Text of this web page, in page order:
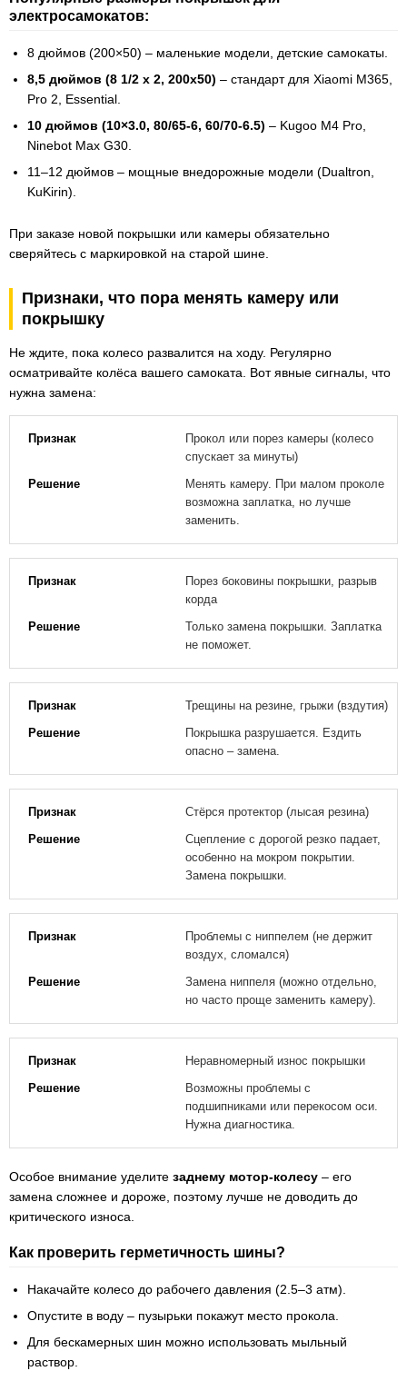
электросамокатов:
8 дюймов (200×50) – маленькие модели, детские самокаты.
8,5 дюймов (8 1/2 x 2, 200х50) – стандарт для Xiaomi M365,
Pro 2, Essential.
10 дюймов (10×3.0, 80/65-6, 60/70-6.5) – Kugoo M4 Pro,
Ninebot Max G30.
11–12 дюймов – мощные внедорожные модели (Dualtron,
KuKirin).
При заказе новой покрышки или камеры обязательно
сверяйтесь с маркировкой на старой шине.
Признаки, что пора менять камеру или
покрышку
Не ждите, пока колесо развалится на ходу. Регулярно
осматривайте колёса вашего самоката. Вот явные сигналы, что
нужна замена:
Прокол или порез камеры (колесо
спускает за минуты)
Менять камеру. При малом проколе
возможна заплатка, но лучше
заменить.
Порез боковины покрышки, разрыв
корда
Только замена покрышки. Заплатка
не поможет.
Трещины на резине, грыжи (вздутия)
Покрышка разрушается. Ездить
опасно – замена.
Стёрся протектор (лысая резина)
Сцепление с дорогой резко падает,
особенно на мокром покрытии.
Замена покрышки.
Проблемы с ниппелем (не держит
воздух, сломался)
Замена ниппеля (можно отдельно,
но часто проще заменить камеру).
Неравномерный износ покрышки
Возможны проблемы с
подшипниками или перекосом оси.
Нужна диагностика.
Особое внимание уделите заднему мотор-колесу – его
замена сложнее и дороже, поэтому лучше не доводить до
критического износа.
Как проверить герметичность шины?
Накачайте колесо до рабочего давления (2.5–3 атм).
Опустите в воду – пузырьки покажут место прокола.
Для бескамерных шин можно использовать мыльный
раствор.